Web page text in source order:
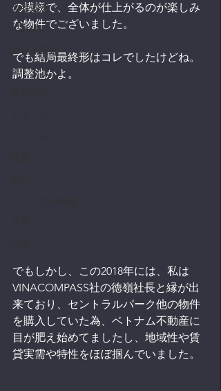
業者選定
ASEAN
エリア選定
ベトナム
の模様で、全体が仕上がるのが楽しみ
な物件でございました。
でも結局最終形はコレでしたけどね。
調整池かよ。
でもしかし、この2018年には、私は
VINACOMPASS社の徳嶺社長と縁が出
来ており、セントラルパーク他の物件
を購入していた為、ベトナム不動産に
目が肥え始めてましたし、地域性や賃
貸実需や特性をほぼ掴んでいました。